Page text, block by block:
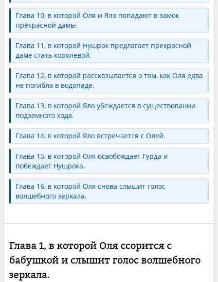
Глава 10, в которой Оля и Яло попадают в замок
прекрасной дамы.
Глава 11, в которой Нушрок предлагает прекрасной
даме стать королевой.
Глава 12, в которой рассказывается о том, как Оля едва
не погибла в водопаде.
Глава 13, в которой Яло убеждается в существовании
подземного хода.
Глава 14, в которой Яло встречается с Олей.
Глава 15, в которой Оля освобождает Гурда и
побеждает Нушрока.
Глава 16, в которой Оля снова слышит голос
волшебного зеркала.
Глава 1, в которой Оля ссорится с
бабушкой и слышит голос волшебного
зеркала.